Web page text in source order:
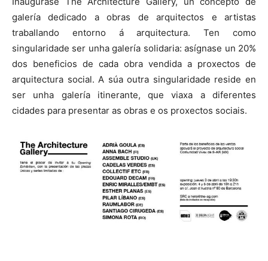
galería dedicado a obras de arquitectos e artistas
traballando entorno á arquitectura. Ten como
singularidade ser unha galería solidaria: asígnase un 20%
dos beneficios de cada obra vendida a proxectos de
arquitectura social. A súa outra singularidade reside en
ser unha galería itinerante, que viaxa a diferentes
cidades para presentar as obras e os proxectos sociais.